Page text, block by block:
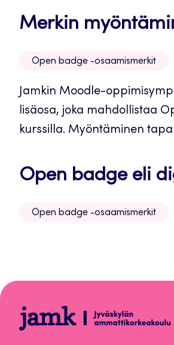
Merkin
Open badge -osaamismerkit
Jamkin Moodle-
lisäosa, joka mahdollistaa
kurssilla. Myöntäminen
Open badge eli
Open badge -osaamismerkit
Open
badge